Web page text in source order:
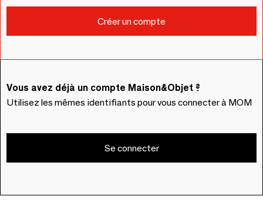
Vous avez déjà un compte Maison&Objet ?
Utilisez les mêmes identifiants pour vous connecter à MOM
Se connecter